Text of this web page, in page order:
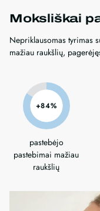
Moksliškai
Nepriklausomas tyrimas
mažiau raukšlių,
+84%
pastebėjo
pastebimai mažiau
raukšlių